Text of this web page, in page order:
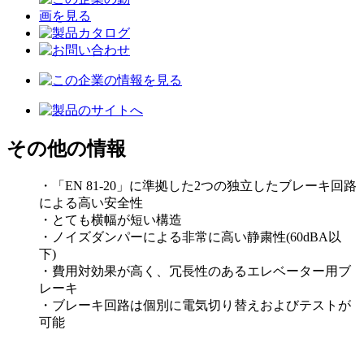
その他の情報
・「EN 81-20」に準拠した2つの独立したブレーキ回路
による高い安全性
・とても横幅が短い構造
・ノイズダンパーによる非常に高い静粛性(60dBA以
下)
・費用対効果が高く、冗長性のあるエレベーター用ブ
レーキ
・ブレーキ回路は個別に電気切り替えおよびテストが
可能